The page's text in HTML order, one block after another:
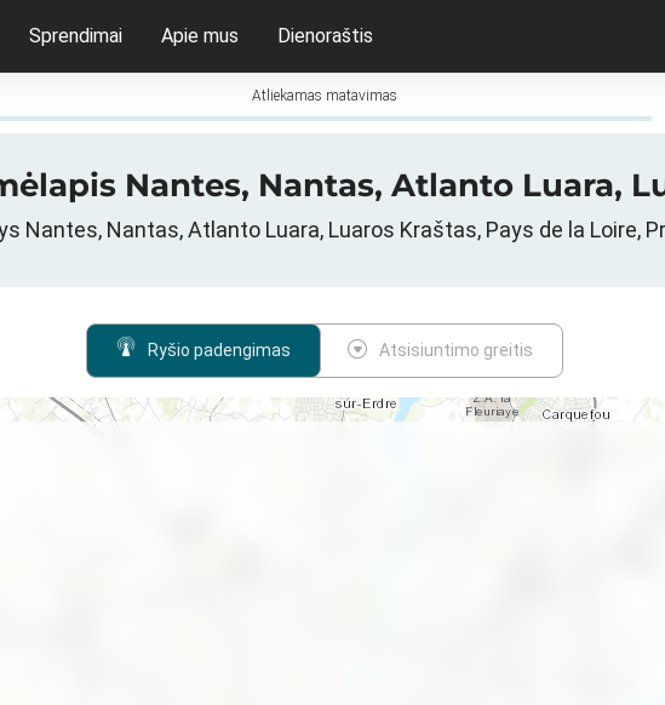
Sprendimai Apie mus Dienoraštis
Atliekamas matavimas
Nantes, Nantas, Atlanto Luara,
Nantes, Nantas, Atlanto Luara, Luaros Kraštas, Pays de la Loire,
Ryšio padengimas Atsisiuntimo greitis